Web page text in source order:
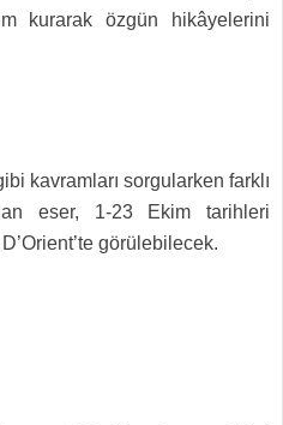
kurarak özgün hikâyelerini
kavramları sorgularken farklı
eser, 1-23 Ekim tarihleri
görülebilecek.